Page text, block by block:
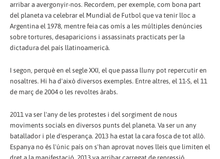
arribar a avergonyir-nos. Recordem, per exemple, com bona part
del planeta va celebrar el Mundial de Futbol que va tenir lloc a
Argentina el 1978, mentre feia cas omís a les múltiples denúncies
sobre tortures, desaparicions i assassinats practicats per la
dictadura del país llatinoamericà.
I segon, perquè en el segle XXI, el que passa lluny pot repercutir en
nosaltres. Hi ha d'això diversos exemples. Entre altres, el 11-S, el 11
de març de 2004 o les revoltes àrabs.
2011 va ser l'any de les protestes i del sorgiment de nous
moviments socials en diversos punts del planeta. Va ser un any
batallador i ple d'esperança. 2013 ha estat la cara fosca de tot allò.
Espanya no és l'únic país on s'han aprovat noves lleis que limiten el